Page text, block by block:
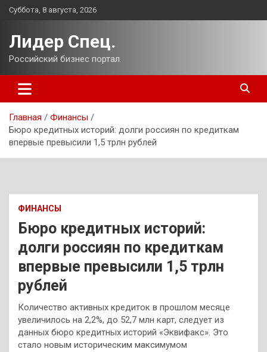
Перейти
Суббота, 8 августа, 2026
Лидер Спец.
Российский бизнес портал.
Главная
Финансы
Бюро кредитных историй: долги россиян по кредиткам
впервые превысили 1,5 трлн рублей
ФИНАНСЫ
Бюро кредитных историй:
долги россиян по кредиткам
впервые превысили 1,5 трлн
рублей
Количество активных кредиток в прошлом месяце
увеличилось на 2,2%, до 52,7 млн карт, следует из
данных бюро кредитных историй «Эквифакс». Это
стало новым историческим максимумом